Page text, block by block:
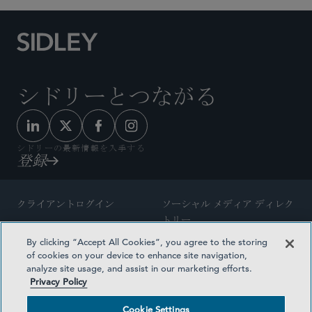
シドリーとつながる
シドリーの最新情報を入手する
登録
クライアントログイン
弁護士の広告
プライバシー方針
ソーシャル メディア ディレク
トリー
ご連絡先
By clicking “Accept All Cookies”, you agree to the storing
of cookies on your device to enhance site navigation,
analyze site usage, and assist in our marketing efforts.
Privacy Policy
Cookie Settings